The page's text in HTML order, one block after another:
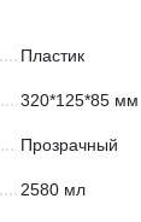
Пластик
320*125*85 мм
Прозрачный
2580 мл